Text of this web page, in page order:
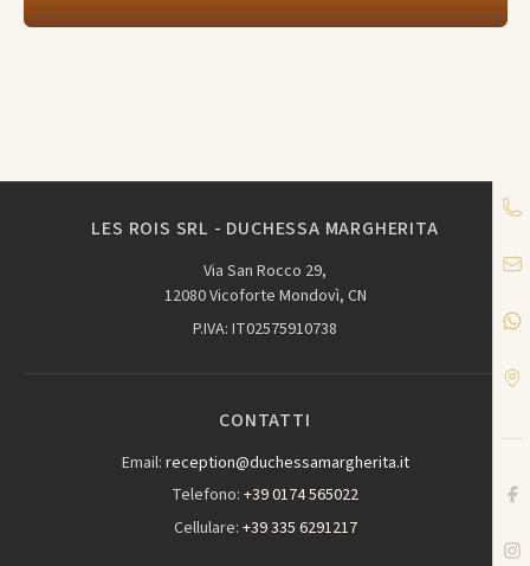
LES ROIS SRL - DUCHESSA MARGHERITA
Via San Rocco 29,
12080 Vicoforte Mondovì, CN
P.IVA: IT02575910738
CONTATTI
Email: reception@duchessamargherita.it
Telefono: +39 0174 565022
Cellulare: +39 335 6291217